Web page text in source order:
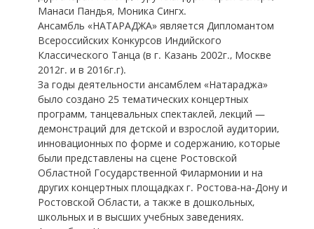
Манаси Пандья, Моника Сингх.
Ансамбль «НАТАРАДЖА» является Дипломантом
Всероссийских Конкурсов Индийского
Классического Танца (в г. Казань 2002г., Москве
2012г. и в 2016г.г).
За годы деятельности ансамблем «Натараджа»
было создано 25 тематических концертных
программ, танцевальных спектаклей, лекций —
демонстраций для детской и взрослой аудитории,
инновационных по форме и содержанию, которые
были представлены на сцене Ростовской
Областной Государственной Филармонии и на
других концертных площадках г. Ростова-на-Дону и
Ростовской Области, а также в дошкольных,
школьных и в высших учебных заведениях.